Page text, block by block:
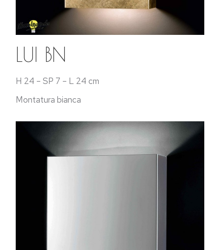
LUI BN
H 24 – SP 7 – L 24 cm
Montatura bianca